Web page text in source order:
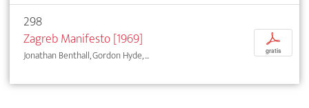
298
Zagreb Manifesto [1969]
Jonathan Benthall, Gordon Hyde, ...
p
gratis